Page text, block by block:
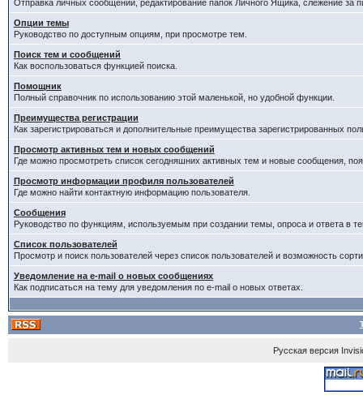
Отправка личных сообщений, редактирование папок Личного Ящика, слежение за
Опции темы
Руководство по доступным опциям, при просмотре тем.
Поиск тем и сообщений
Как воспользоваться функцией поиска.
Помощник
Полный справочник по использованию этой маленькой, но удобной функции.
Преимущества регистрации
Как зарегистрироваться и дополнительные преимущества зарегистрированных
Просмотр активных тем и новых сообщений
Где можно просмотреть список сегодняшних активных тем и новые сообщения,
Просмотр информации профиля пользователей
Где можно найти контактную информацию пользователя.
Сообщения
Руководство по функциям, используемым при создании темы, опроса и ответа в
Список пользователей
Просмотр и поиск пользователей через список пользователей и возможность
Уведомление на e-mail о новых сообщениях
Как подписаться на тему для уведомления по e-mail о новых ответах.
Русская версия